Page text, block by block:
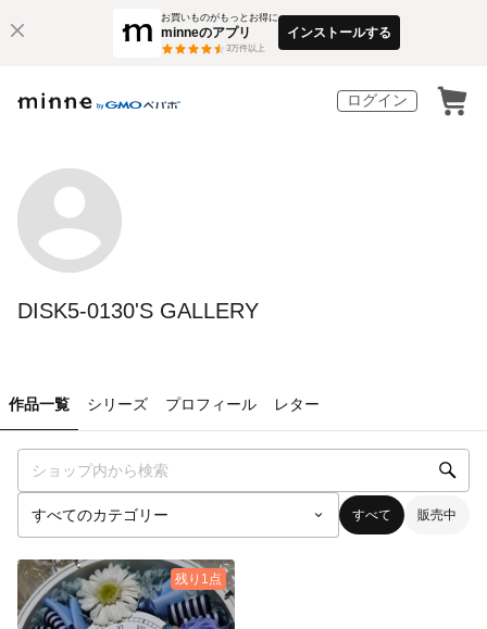
お買いものがもっとお得に
minneのアプリ
3万件以上
インストールする
ログイン
DISK5-0130'S GALLERY
作品一覧 シリーズ プロフィール レター
すべて 販売中
残り1点